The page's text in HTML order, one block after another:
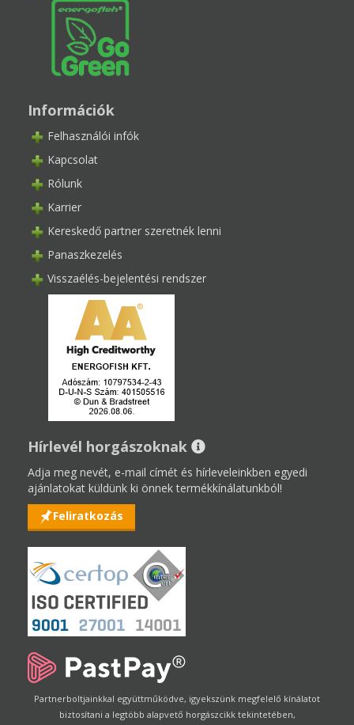
Információk
Felhasználói infók
Kapcsolat
Rólunk
Karrier
Kereskedő partner szeretnék lenni
Panaszkezelés
Visszaélés-bejelentési rendszer
Hírlevél horgászoknak
Adja meg nevét, e-mail címét és hírleveleinkben egyedi
ajánlatokat küldünk ki önnek termékkínálatunkból!
Feliratkozás
Partnerboltjainkkal együttműködve, igyekszünk megfelelő kínálatot
biztosítani a legtöbb alapvető horgászcikk tekintetében,